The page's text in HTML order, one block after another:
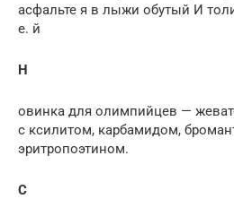
асфальте я в лыжи обутый И
е. й
Н
овинка для олимпийцев —
с ксилитом, карбамидом,
эритропоэтином.
С